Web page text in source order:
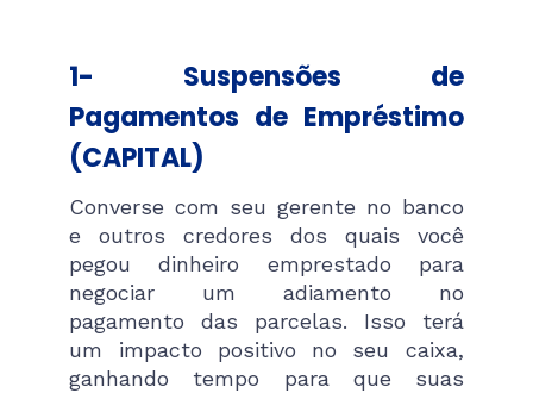
1- Suspensões de
Pagamentos de Empréstimo
(CAPITAL)
Converse com seu gerente no banco
e outros credores dos quais você
pegou dinheiro emprestado para
negociar um adiamento no
pagamento das parcelas. Isso terá
um impacto positivo no seu caixa,
ganhando tempo para que suas